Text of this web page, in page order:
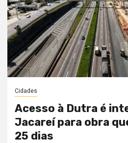
Cidades
Acesso à Dutra é
Jacareí para obra
25 dias